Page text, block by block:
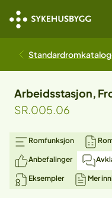
Arbeidsstasjon,
SR.005.06
Romfunksjon
Anbefalinger
Eksempler Mer